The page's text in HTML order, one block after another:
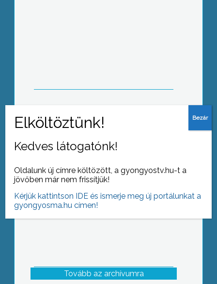
kiállításon
Tovább az archívumra
Kedves látogatónk!
Oldalunk új címre költözött, a gyongyostv.hu-t a
jövőben már nem frissítjük!
Kérjük kattintson IDE és ismerje meg új portálunkat a
gyongyosma.hu címen!